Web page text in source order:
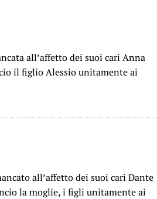
all’affetto dei suoi cari Anna
il figlio Alessio unitamente ai
all’affetto dei suoi cari Dante
la moglie, i figli unitamente ai